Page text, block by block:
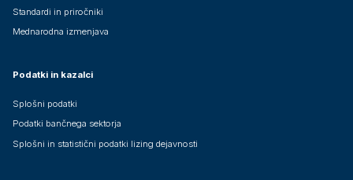
Standardi in priročniki
Mednarodna izmenjava
Podatki in kazalci
Splošni podatki
Podatki bančnega sektorja
Splošni in statistični podatki lizing dejavnosti